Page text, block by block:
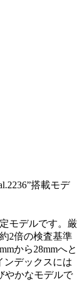
搭載モデ
モデルです。厳
2倍の検査基準
から28mmへと
ンデックスには
やかなモデルで